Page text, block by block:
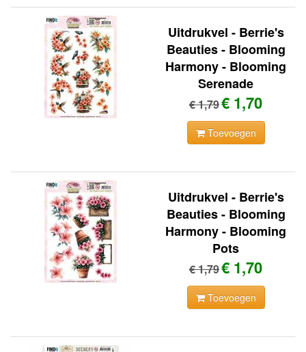
Uitdrukvel - Berrie's
Beauties - Blooming
Harmony - Blooming
Serenade
€ 1,79€ 1,70
Toevoegen
Uitdrukvel - Berrie's
Beauties - Blooming
Harmony - Blooming
Pots
€ 1,79€ 1,70
Toevoegen